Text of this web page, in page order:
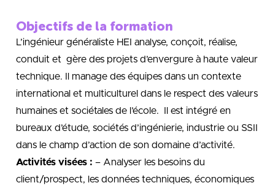
Objectifs de la formation
L’ingénieur généraliste HEI analyse, conçoit, réalise,
conduit et gère des projets d’envergure à haute valeur
technique. Il manage des équipes dans un contexte
international et multiculturel dans le respect des valeurs
humaines et sociétales de l’école. Il est intégré en
bureaux d’étude, sociétés d’ingénierie, industrie ou SSII
dans le champ d’action de son domaine d’activité.
Activités visées : – Analyser les besoins du
client/prospect, les données techniques, économiques